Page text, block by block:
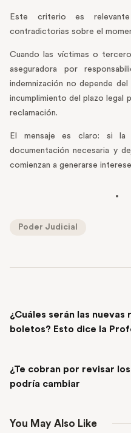
Este criterio es
contradictorias sobre el
Cuando las víctimas o
aseguradora por
indemnización no depende
incumplimiento del plazo legal
reclamación.
El mensaje es claro: si la
documentación necesaria y
comienzan a generarse
Poder Judicial
¿Cuáles serán las
boletos? Esto dice la
¿Te cobran por revisar
podría cambiar
You May Also Like